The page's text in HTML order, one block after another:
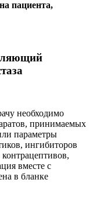
пациента,
необходимо
принимаемых
параметры
ингибиторов
вместе с
в бланке